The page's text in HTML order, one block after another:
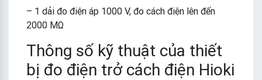
– 1 dải đo điện áp 1000 V, đo cách điện lên đến
2000 MΩ
Thông số kỹ thuật của thiết
bị đo điện trở cách điện Hioki